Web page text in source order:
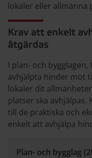
lokaler eller allmänna
Krav att enkelt
åtgärdas
I plan- och bygglagen,
avhjälpta hinder mot
lokaler dit
platser ska avhjälpas.
till de praktiska och
enkelt att avhjälpa
Plan- och bygglag